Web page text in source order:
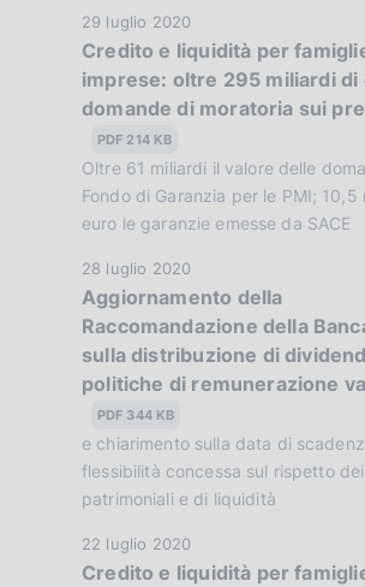
e
:
:
i
c
a
z
o
n
e
:
:
D
a
t
a
u
b
b
i
c
a
z
i
n
e
:
:
29 luglio 2020
Credito e liquidità per
imprese: oltre 295 miliardi di
domande di moratoria sui
PDF 214 KB
Oltre 61 miliardi il valore delle
Fondo di Garanzia per le PMI; 10,5
euro le garanzie emesse da SACE
D
a
t
a
P
b
b
l
c
28 luglio 2020
Aggiornamento della
Raccomandazione della
sulla distribuzione di
politiche di remunerazione
PDF 344 KB
e chiarimento sulla data di
flessibilità concessa sul rispetto
patrimoniali e di liquidità
D
a
22 luglio 2020
Credito e liquidità per